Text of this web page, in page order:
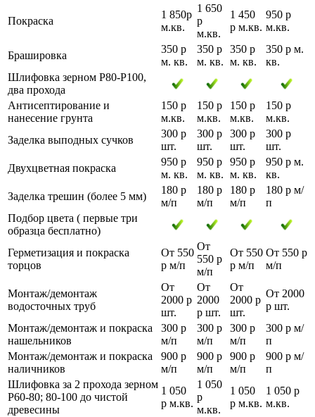
Покраска
1 850р
м.кв.
1 650
р
м.кв.
1 450
р м.кв.
950 р
м.кв.
Брашировка
350 р
м. кв.
350 р
м. кв.
350 р
м. кв.
350 р м.
кв.
Шлифовка зерном Р80-Р100,
два прохода
Антисептирование и
нанесение грунта
150 р
м.кв.
150 р
м.кв.
150 р
м.кв.
150 р
м.кв.
Заделка выподных сучков
300 р
шт.
300 р
шт.
300 р
шт.
300 р
шт.
Двухцветная покраска
950 р
м. кв.
950 р
м. кв.
950 р
м. кв.
950 р м.
кв.
Заделка трешин (более 5 мм)
180 р
м/п
180 р
м/п
180 р
м/п
180 р м/
п
Подбор цвета ( первые три
образца бесплатно)
Герметизация и покраска
торцов
От 550
р м/п
От
550 р
м/п
От 550
р м/п
От 550 р
м/п
Монтаж/демонтаж
водосточных труб
От
2000 р
шт.
От
2000
р шт.
От
2000 р
шт.
От 2000
р шт.
Монтаж/демонтаж и покраска
нашельников
300 р
м/п
300 р
м/п
300 р
м/п
300 р м/
п
Монтаж/демонтаж и покраска
наличников
900 р
м/п
900 р
м/п
900 р
м/п
900 р м/
п
Шлифовка за 2 прохода зерном
Р60-80; 80-100 до чистой
древесины
1 050
р м.кв.
1 050
р
м.кв.
1 050
р м.кв.
1 050 р
м.кв.